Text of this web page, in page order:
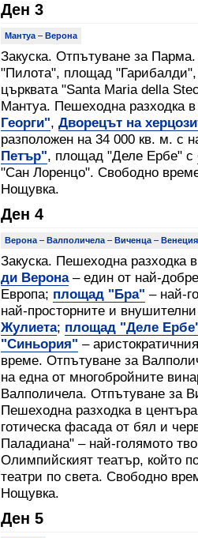
Ден 3
Мантуа – Верона
Закуска. Отпътуване за
"Пилота", площад "Гарибалди",
църквата "Santa Maria della
Мантуа. Пешеходна разходка
Георги", Дворецът на
разположен на 34 000 кв. м. с
Петър", площад "Деле Ербе" с
"Сан Лоренцо". Свободно
Нощувка.
Ден 4
Верона – Валполичела – Виченца – Венеция
Закуска. Пешеходна разходка
ди Верона– един от най-
Европа; площад "Бра" – най-
най-просторните и
Жулиета; площад "Деле
"Синьория" –
време. Отпътуване за
на една от многобройните
Валполичела. Отпътуване за
Пешеходна разходка в
готическа фасада от бял и
Паладиана" – най-голямото
Олимпийският театър, който
театри по света. Свободно
Нощувка.
Ден 5